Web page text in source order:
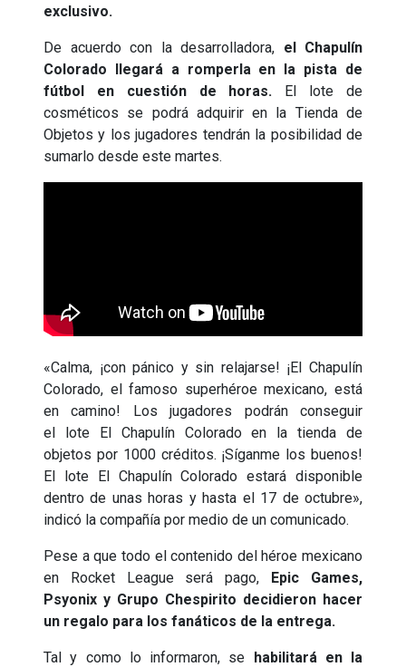
exclusivo.
De acuerdo con la desarrolladora, el Chapulín
Colorado llegará a romperla en la pista de
fútbol en cuestión de horas. El lote de
cosméticos se podrá adquirir en la Tienda de
Objetos y los jugadores tendrán la posibilidad de
sumarlo desde este martes.
«Calma, ¡con pánico y sin relajarse! ¡El Chapulín
Colorado, el famoso superhéroe mexicano, está
en camino! Los jugadores podrán conseguir
el lote El Chapulín Colorado en la tienda de
objetos por 1000 créditos. ¡Síganme los buenos!
El lote El Chapulín Colorado estará disponible
dentro de unas horas y hasta el 17 de octubre»,
indicó la compañía por medio de un comunicado.
Pese a que todo el contenido del héroe mexicano
en Rocket League será pago, Epic Games,
Psyonix y Grupo Chespirito decidieron hacer
un regalo para los fanáticos de la entrega.
Tal y como lo informaron, se habilitará en la